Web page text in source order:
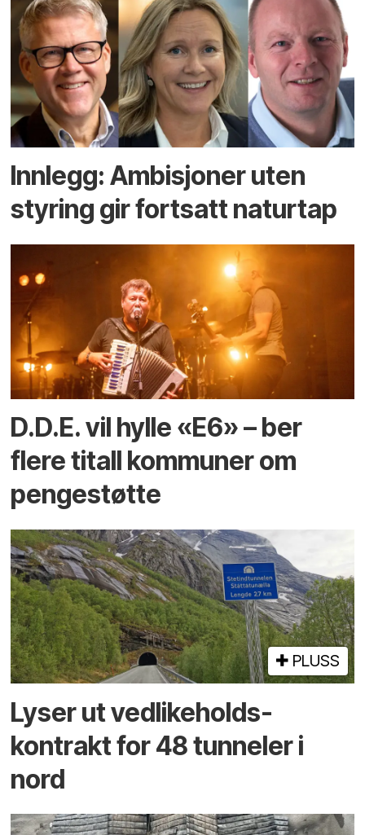
Innlegg: Ambisjoner uten
styring gir fortsatt naturtap
D.D.E. vil hylle «E6» – ber
flere titall kommuner om
pengestøtte
PLUSS
Lyser ut vedlikeholds­
kontrakt for 48 tunneler i
nord